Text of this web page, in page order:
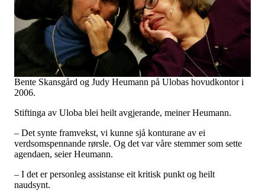
Bente Skansgård og Judy Heumann på Ulobas hovudkontor i
2006.
Stiftinga av Uloba blei heilt avgjerande, meiner Heumann.
– Det synte framvekst, vi kunne sjå konturane av ei
verdsomspennande rørsle. Og det var våre stemmer som sette
agendaen, seier Heumann.
– I det er personleg assistanse eit kritisk punkt og heilt
naudsynt.